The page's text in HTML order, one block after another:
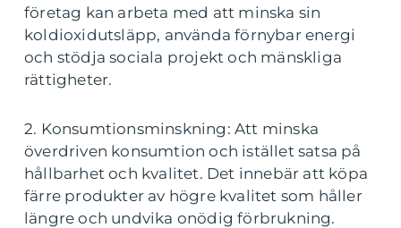
företag kan arbeta med att minska sin
koldioxidutsläpp, använda förnybar energi
och stödja sociala projekt och mänskliga
rättigheter.
2. Konsumtionsminskning: Att minska
överdriven konsumtion och istället satsa på
hållbarhet och kvalitet. Det innebär att köpa
färre produkter av högre kvalitet som håller
längre och undvika onödig förbrukning.